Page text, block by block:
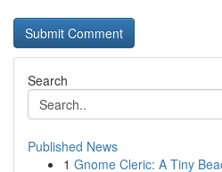
Search
Published News
1 Gnome Cleric: A Tiny